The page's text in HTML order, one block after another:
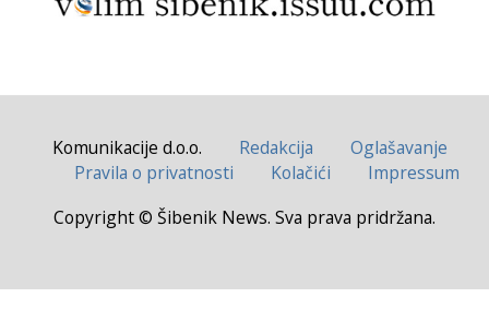
Komunikacije d.o.o. Redakcija
Oglašavanje
Pravila o privatnosti
Kolačići
Impressum
Copyright © Šibenik News. Sva prava pridržana.